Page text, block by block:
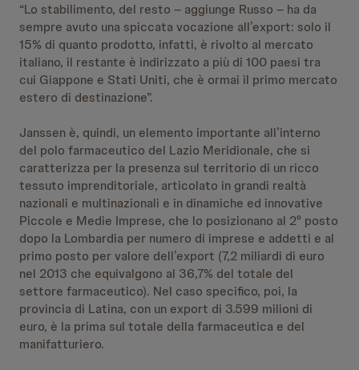
“Lo stabilimento, del resto – aggiunge Russo – ha da
sempre avuto una spiccata vocazione all’export: solo il
15% di quanto prodotto, infatti, è rivolto al mercato
italiano, il restante è indirizzato a più di 100 paesi tra
cui Giappone e Stati Uniti, che è ormai il primo mercato
estero di destinazione”.
Janssen è, quindi, un elemento importante all’interno
del polo farmaceutico del Lazio Meridionale, che si
caratterizza per la presenza sul territorio di un ricco
tessuto imprenditoriale, articolato in grandi realtà
nazionali e multinazionali e in dinamiche ed innovative
Piccole e Medie Imprese, che lo posizionano al 2° posto
dopo la Lombardia per numero di imprese e addetti e al
primo posto per valore dell’export (7,2 miliardi di euro
nel 2013 che equivalgono al 36,7% del totale del
settore farmaceutico). Nel caso specifico, poi, la
provincia di Latina, con un export di 3.599 milioni di
euro, è la prima sul totale della farmaceutica e del
manifatturiero.